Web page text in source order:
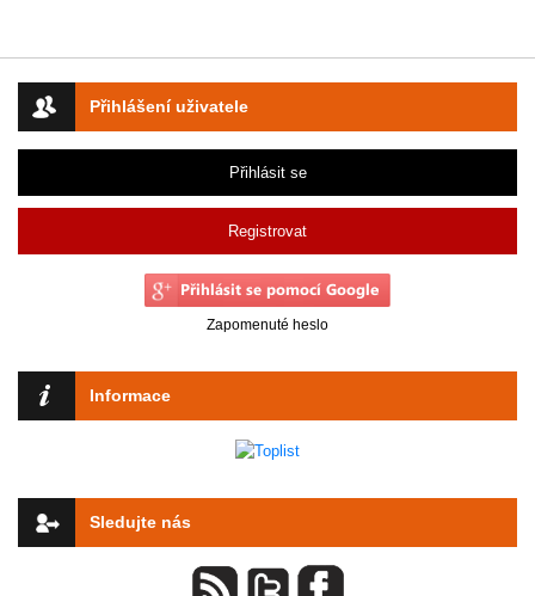
Přihlášení uživatele
Přihlásit se
Registrovat
Zapomenuté heslo
Informace
Sledujte nás